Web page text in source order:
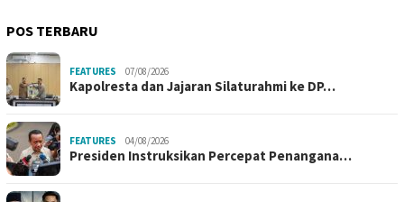
POS TERBARU
FEATURES 07/08/2026
Kapolresta dan Jajaran Silaturahmi ke DP…
FEATURES 04/08/2026
Presiden Instruksikan Percepat Penangana…